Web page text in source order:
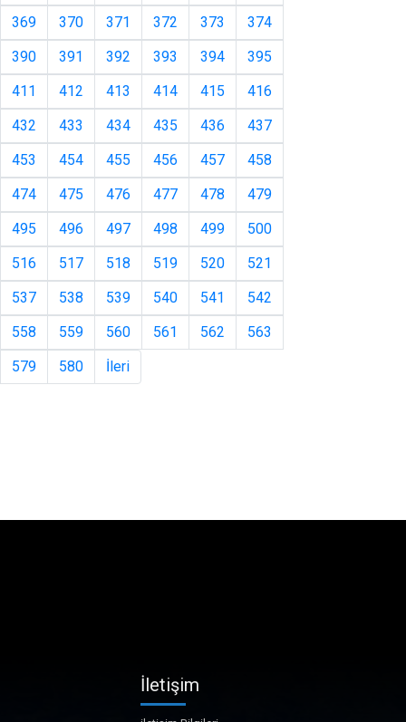
369
370 371 372 373
374
390
391 392 393 394
395
411
412 413 414 415
416
432
433 434 435 436
437
453
454 455 456 457
458
474
475 476 477 478
479
495
496 497 498 499
500
516
517 518 519 520
521
537
538 539 540 541
542
558
559 560 561 562
563
579
580 İleri
İletişim